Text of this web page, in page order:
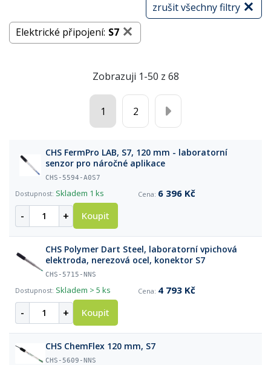
zrušit všechny filtry
Elektrické připojení: S7
Zobrazuji 1-50 z 68
1 2
CHS FermPro LAB, S7, 120 mm - laboratorní
senzor pro náročné aplikace
CHS-5594-A0S7
Skladem 1 ks 6 396 Kč
- + Koupit
CHS Polymer Dart Steel, laboratorní vpichová
elektroda, nerezová ocel, konektor S7
CHS-5715-NNS
Skladem > 5 ks 4 793 Kč
- + Koupit
CHS ChemFlex 120 mm, S7
CHS-5609-NNS